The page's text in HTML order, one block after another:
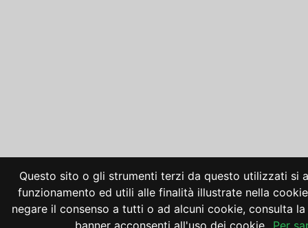
Questo sito o gli strumenti terzi da questo utilizzati si
funzionamento ed utili alle finalità illustrate nella
negare il consenso a tutti o ad alcuni cookie, consulta
banner acconsenti all'uso dei cookie.
Per